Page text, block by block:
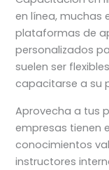
en línea, muchas
plataformas de
personalizados
suelen ser
capacitarse a su
Aprovecha a tus
empresas tienen
conocimientos
instructores